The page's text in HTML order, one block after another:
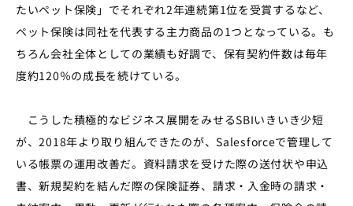
たいペット保険」でそれぞれ2年連続第1位を受賞するなど、
ペット保険は同社を代表する主力商品の1つとなっている。も
ちろん会社全体としての業績も好調で、保有契約件数は毎年
度約120％の成長を続けている。
こうした積極的なビジネス展開をみせるSBIいきいき少短
が、2018年より取り組んできたのが、Salesforceで管理して
いる帳票の運用改善だ。資料請求を受けた際の送付状や申込
書、新規契約を結んだ際の保険証券、請求・入金時の請求・